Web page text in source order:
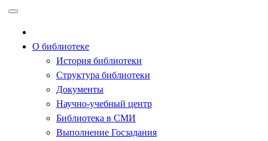
содержимому
О библиотеке
История библиотеки
Структура библиотеки
Документы
Научно-учебный центр
Библиотека в СМИ
Выполнение Госзадания